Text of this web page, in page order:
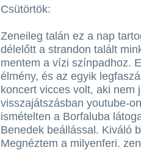
Csütörtök:
Zeneileg talán ez a nap
délelőtt a strandon talált
mentem a vízi színpadhoz.
élmény, és az egyik
koncert vicces volt, aki nem
visszajátszásban youtube-
ismételten a Borfaluba
Benedek beállással. Kiváló
Megnéztem a milyenferi.